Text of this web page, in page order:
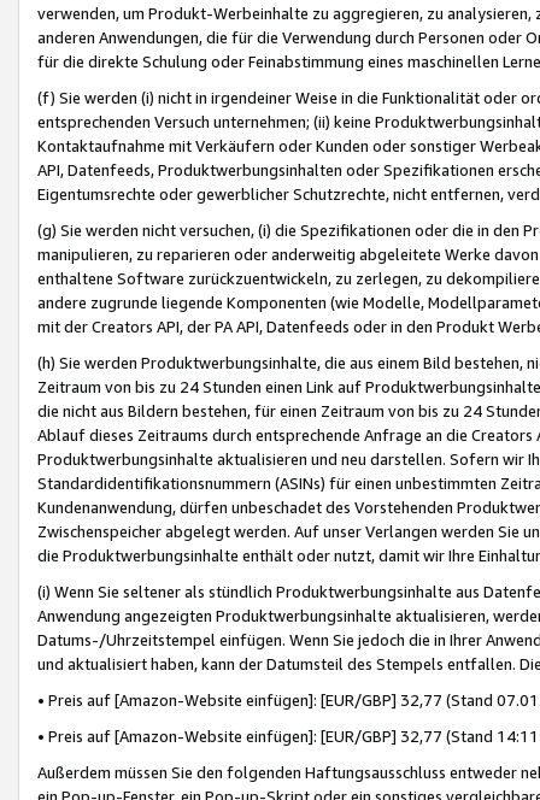
verwenden, um Produkt-Werbeinhalte zu aggregieren, zu
anderen Anwendungen, die für die Verwendung durch Personen
für die direkte Schulung oder Feinabstimmung eines maschinellen
(f) Sie werden (i) nicht in irgendeiner Weise in die Funktionalität oder
entsprechenden Versuch unternehmen; (ii) keine
Kontaktaufnahme mit Verkäufern oder Kunden oder sonstiger
API, Datenfeeds, Produktwerbungsinhalten oder Spezifikationen
Eigentumsrechte oder gewerblicher Schutzrechte, nicht entfernen,
(g) Sie werden nicht versuchen, (i) die Spezifikationen oder die in
manipulieren, zu reparieren oder anderweitig abgeleitete Werke
enthaltene Software zurückzuentwickeln, zu zerlegen, zu
andere zugrunde liegende Komponenten (wie Modelle,
mit der Creators API, der PA API, Datenfeeds oder in den Produkt
(h) Sie werden Produktwerbungsinhalte, die aus einem Bild bestehen,
Zeitraum von bis zu 24 Stunden einen Link auf
die nicht aus Bildern bestehen, für einen Zeitraum von bis zu 24
Ablauf dieses Zeitraums durch entsprechende Anfrage an die
Produktwerbungsinhalte aktualisieren und neu darstellen. Sofern wir
Standardidentifikationsnummern (ASINs) für einen unbestimmten
Kundenanwendung, dürfen unbeschadet des Vorstehenden
Zwischenspeicher abgelegt werden. Auf unser Verlangen werden Sie
die Produktwerbungsinhalte enthält oder nutzt, damit wir Ihre
(i) Wenn Sie seltener als stündlich Produktwerbungsinhalte aus
Anwendung angezeigten Produktwerbungsinhalte aktualisieren,
Datums-/Uhrzeitstempel einfügen. Wenn Sie jedoch die in Ihrer
und aktualisiert haben, kann der Datumsteil des Stempels entfallen.
• Preis auf [Amazon-Website einfügen]: [EUR/GBP] 32,77 (Stand
• Preis auf [Amazon-Website einfügen]: [EUR/GBP] 32,77 (Stand
Außerdem müssen Sie den folgenden Haftungsausschluss entweder
ein Pop-up-Fenster, ein Pop-up-Skript oder ein sonstiges